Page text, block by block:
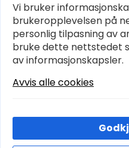
KJØPSVILKÅR OG
PERSONVERN
Vi bruker
brukeropplevelsen på
personlig tilpasning av
bruke dette nettstedet
av informasjonskapsler.
Avvis alle cookies